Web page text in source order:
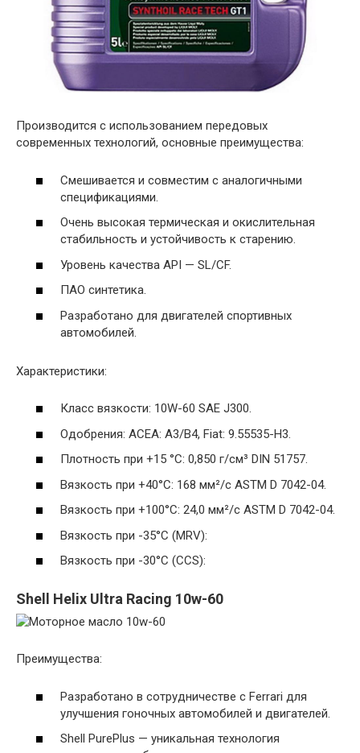
Производится с использованием передовых
современных технологий, основные преимущества:
Смешивается и совместим с аналогичными
спецификациями.
Очень высокая термическая и окислительная
стабильность и устойчивость к старению.
Уровень качества API — SL/CF.
ПАО синтетика.
Разработано для двигателей спортивных
автомобилей.
Характеристики:
Класс вязкости: 10W-60 SAE J300.
Одобрения: ACEA: A3/B4, Fiat: 9.55535-H3.
Плотность при +15 °C: 0,850 г/см³ DIN 51757.
Вязкость при +40°C: 168 мм²/с ASTM D 7042-04.
Вязкость при +100°C: 24,0 мм²/с ASTM D 7042-04.
Вязкость при -35°C (MRV):
Вязкость при -30°C (CCS):
Shell Helix Ultra Racing 10w-60
Преимущества:
Разработано в сотрудничестве с Ferrari для
улучшения гоночных автомобилей и двигателей.
Shell PurePlus — уникальная технология